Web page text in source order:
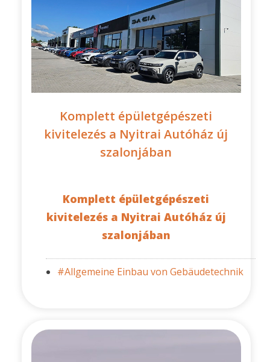
Komplett épületgépészeti
kivitelezés a Nyitrai Autóház új
szalonjában
Komplett épületgépészeti
kivitelezés a Nyitrai Autóház új
szalonjában
#Allgemeine Einbau von Gebäudetechnik